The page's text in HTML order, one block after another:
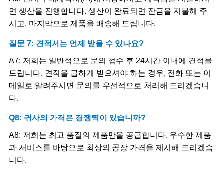
면 생산을 진행합니다. 생산이 완료되면 잔금을 지불해 주
시고, 마지막으로 제품을 배송해 드립니다.
질문 7: 견적서는 언제 받을 수 있나요?
A7: 저희는 일반적으로 문의 접수 후 24시간 이내에 견적을
드립니다. 견적을 급하게 받으셔야 하는 경우, 전화 또는 이
메일로 알려주시면 문의를 우선적으로 처리해 드리겠습니
다.
Q8: 귀사의 가격은 경쟁력이 있습니까?
A8: 저희는 최고 품질의 제품만을 공급합니다. 우수한 제품
과 서비스를 바탕으로 최상의 공장 가격을 제시해 드리겠습
니다.